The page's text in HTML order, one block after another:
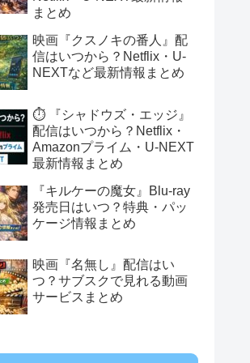
まとめ
映画『クスノキの番人』配
信はいつから？Netflix・U-
NEXTなど最新情報まとめ
⏱️ 『シャドウズ・エッジ』
配信はいつから？Netflix・
Amazonプライム・U-NEXT
最新情報まとめ
『キルケーの魔女』Blu-ray
発売日はいつ？特典・パッ
ケージ情報まとめ
映画『名無し』配信はい
つ？サブスクで見れる動画
サービスまとめ